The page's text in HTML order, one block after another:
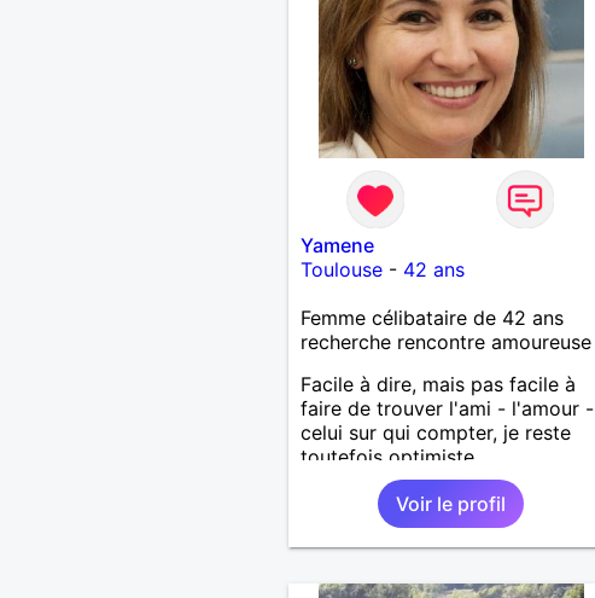
Yamene
Toulouse- 42 ans
Femme célibataire de 42 ans
recherche rencontre amoureuse
Facile à dire, mais pas facile à
faire de trouver l'ami - l'amour -
celui sur qui compter, je reste
toutefois optimiste.
Voir le profil